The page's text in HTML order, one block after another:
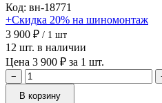
Код: вн-18771
+Скидка 20% на шиномонтаж
3 900 ₽ / 1 шт
12 шт. в наличии
Цена 3 900 ₽ за 1 шт.
−
В корзину